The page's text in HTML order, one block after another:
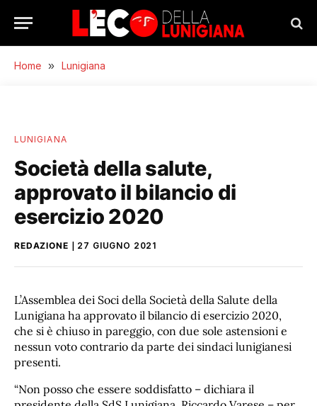
Home » Lunigiana
LUNIGIANA
Società della salute,
approvato il bilancio di
esercizio 2020
REDAZIONE 27 GIUGNO 2021
L’Assemblea dei Soci della Società della Salute della
Lunigiana ha approvato il bilancio di esercizio 2020,
che si è chiuso in pareggio, con due sole astensioni e
nessun voto contrario da parte dei sindaci lunigianesi
presenti.
“Non posso che essere soddisfatto – dichiara il